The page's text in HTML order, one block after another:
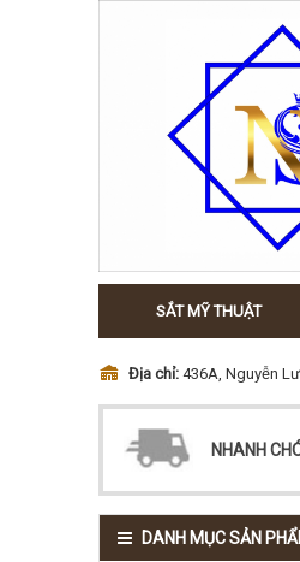
SẮT MỸ THUẬT
Địa chỉ: 436A, Nguyễn
NHANH
DANH MỤC SẢN